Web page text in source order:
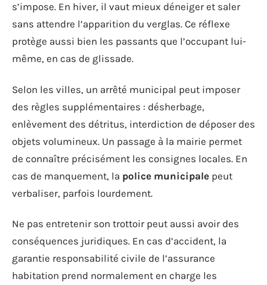
s’impose. En hiver, il vaut mieux déneiger et saler
sans attendre l’apparition du verglas. Ce réflexe
protège aussi bien les passants que l’occupant lui-
même, en cas de glissade.
Selon les villes, un arrêté municipal peut imposer
des règles supplémentaires : désherbage,
enlèvement des détritus, interdiction de déposer des
objets volumineux. Un passage à la mairie permet
de connaître précisément les consignes locales. En
cas de manquement, la police municipale peut
verbaliser, parfois lourdement.
Ne pas entretenir son trottoir peut aussi avoir des
conséquences juridiques. En cas d’accident, la
garantie responsabilité civile de l’assurance
habitation prend normalement en charge les